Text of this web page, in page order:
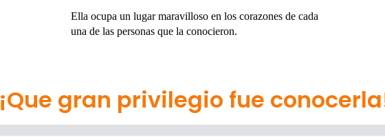
Ella ocupa un lugar maravilloso en los corazones de cada
una de las personas que la conocieron.
¡Que gran privilegio fue